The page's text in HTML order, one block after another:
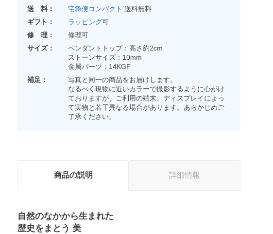
送 料：
宅急便コンパクト 送料無料
ギフト：
ラッピング可
修 理：
修理可
サイズ：
ペンダントトップ：高さ約2cm
ストーンサイズ：10mm
金属パーツ：14KGF
補足：
写真と同一の商品をお届けします。
なるべく現物に近いカラーで撮影するように心がけ
ておりますが、ご利用の端末、ディスプレイによっ
て実物と若干異なる場合があります。あらかじめご
了承ください。
商品の説明 詳細情報
自然のなかから生まれた
歴史をまとう 美